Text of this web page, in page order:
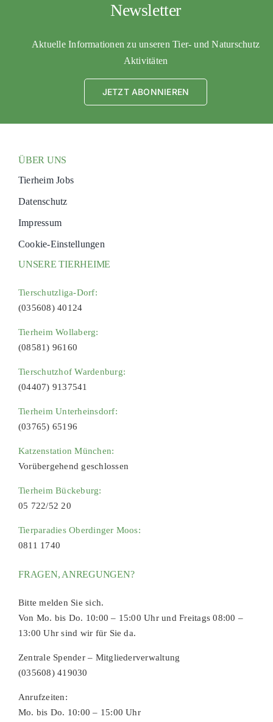
Newsletter
Aktuelle Informationen zu unseren Tier- und Naturschutz
Aktivitäten
JETZT ABONNIEREN
ÜBER UNS
Tierheim Jobs
Datenschutz
Impressum
Cookie-Einstellungen
UNSERE TIERHEIME
Tierschutzliga-Dorf:
(035608) 40124
Tierheim Wollaberg:
(08581) 96160
Tierschutzhof Wardenburg:
(04407) 9137541
Tierheim Unterheinsdorf:
(03765) 65196
Katzenstation München:
Vorübergehend geschlossen
Tierheim Bückeburg:
05 722/52 20
Tierparadies Oberdinger Moos:
0811 1740
FRAGEN, ANREGUNGEN?
Bitte melden Sie sich.
Von Mo. bis Do. 10:00 – 15:00 Uhr und Freitags 08:00 –
13:00 Uhr sind wir für Sie da.
Zentrale Spender – Mitgliederverwaltung
(035608) 419030
Anrufzeiten:
Mo. bis Do. 10:00 – 15:00 Uhr